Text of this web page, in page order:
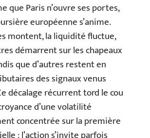
que Paris n’ouvre ses portes,
européenne s’anime.
montent, la liquidité fluctue,
démarrent sur les chapeaux
que d’autres restent en
des signaux venus
décalage récurrent tord le cou
d’une volatilité
concentrée sur la première